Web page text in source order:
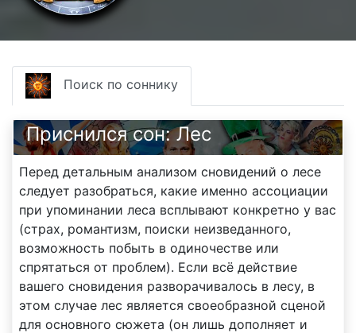
Поиск по соннику
Приснился сон: Лес
Перед детальным анализом сновидений о лесе
следует разобраться, какие именно ассоциации
при упоминании леса всплывают конкретно у вас
(страх, романтизм, поиски неизведанного,
возможность побыть в одиночестве или
спрятаться от проблем). Если всё действие
вашего сновидения разворачивалось в лесу, в
этом случае лес является своеобразной сценой
для основного сюжета (он лишь дополняет и